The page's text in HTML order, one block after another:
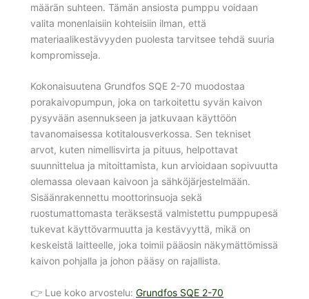
määrän suhteen. Tämän ansiosta pumppu voidaan
valita monenlaisiin kohteisiin ilman, että
materiaalikestävyyden puolesta tarvitsee tehdä suuria
kompromisseja.
Kokonaisuutena Grundfos SQE 2-70 muodostaa
porakaivopumpun, joka on tarkoitettu syvän kaivon
pysyvään asennukseen ja jatkuvaan käyttöön
tavanomaisessa kotitalousverkossa. Sen tekniset
arvot, kuten nimellisvirta ja pituus, helpottavat
suunnittelua ja mitoittamista, kun arvioidaan sopivuutta
olemassa olevaan kaivoon ja sähköjärjestelmään.
Sisäänrakennettu moottorinsuoja sekä
ruostumattomasta teräksestä valmistettu pumppupesä
tukevat käyttövarmuutta ja kestävyyttä, mikä on
keskeistä laitteelle, joka toimii pääosin näkymättömissä
kaivon pohjalla ja johon pääsy on rajallista.
👉 Lue koko arvostelu: Grundfos SQE 2-70